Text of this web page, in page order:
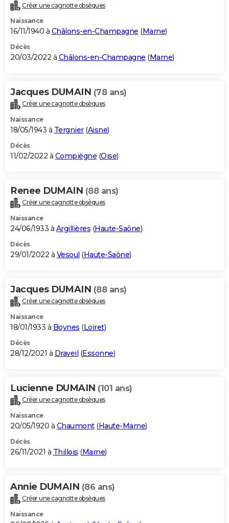
Créer une cagnotte obsèques
Naissance
16/11/1940 à Châlons-en-Champagne (Marne)
Décès
20/03/2022 à Châlons-en-Champagne (Marne)
Jacques DUMAIN (78 ans)
Créer une cagnotte obsèques
Naissance
18/05/1943 à Tergnier(Aisne)
Décès
11/02/2022 à Compiègne (Oise)
Renee DUMAIN (88 ans)
Créer une cagnotte obsèques
Naissance
24/06/1933 à Argillières (Haute-Saône)
Décès
29/01/2022 à Vesoul (Haute-Saône)
Jacques DUMAIN (88 ans)
Créer une cagnotte obsèques
Naissance
18/01/1933 à Boynes (Loiret)
Décès
28/12/2021 à Draveil (Essonne)
Lucienne DUMAIN (101 ans)
Créer une cagnotte obsèques
Naissance
20/05/1920 à Chaumont(Haute-Marne)
Décès
26/11/2021 à Thillois (Marne)
Annie DUMAIN (86 ans)
Créer une cagnotte obsèques
Naissance